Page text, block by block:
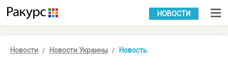
УКР РУС
НОВОСТИ
Новости Новости Украины Новость